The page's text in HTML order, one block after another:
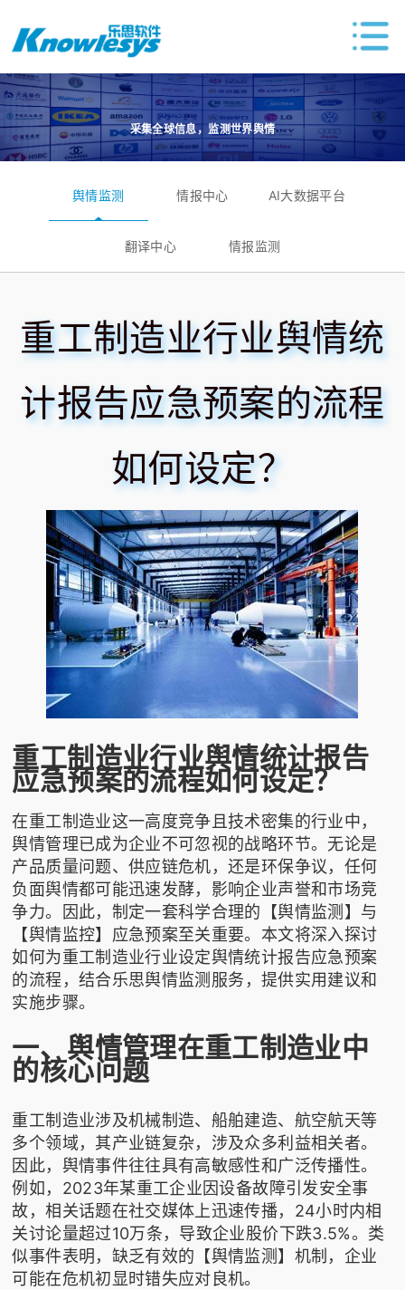
采集全球信息，监测世界舆情
舆情监测 情报中心 AI大数据平台
翻译中心 情报监测
重工制造业行业舆情统
计报告应急预案的流程
如何设定？
重工制造业行业舆情统计报告
应急预案的流程如何设定？
在重工制造业这一高度竞争且技术密集的行业中，
舆情管理已成为企业不可忽视的战略环节。无论是
产品质量问题、供应链危机，还是环保争议，任何
负面舆情都可能迅速发酵，影响企业声誉和市场竞
争力。因此，制定一套科学合理的【舆情监测】与
【舆情监控】应急预案至关重要。本文将深入探讨
如何为重工制造业行业设定舆情统计报告应急预案
的流程，结合乐思舆情监测 服务，提供实用建议和
实施步骤。
一、舆情管理在重工制造业中
的核心问题
重工制造业涉及机械制造、船舶建造、航空航天等
多个领域，其产业链复杂，涉及众多利益相关者。
因此，舆情事件往往具有高敏感性和广泛传播性。
例如，2023年某重工企业因设备故障引发安全事
故，相关话题在社交媒体上迅速传播，24小时内相
关讨论量超过10万条，导致企业股价下跌3.5%。类
似事件表明，缺乏有效的【舆情监测】机制，企业
可能在危机初显时错失应对良机。